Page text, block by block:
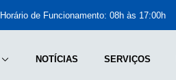
Horário de Funcionamento: 08h às 17:00h
NOTÍCIAS SERVIÇOS